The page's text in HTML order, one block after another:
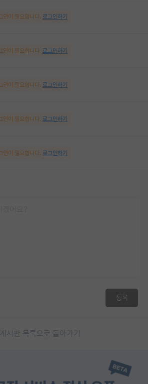
인이 필요합니다. 로그인하기
인이 필요합니다. 로그인하기
인이 필요합니다. 로그인하기
인이 필요합니다. 로그인하기
인이 필요합니다. 로그인하기
등록
게시판 목록으로 돌아가기